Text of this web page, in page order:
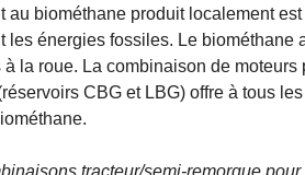
au biométhane produit localement
les énergies fossiles. Le
la roue. La combinaison de
CBG et LBG) offre à tous
tracteur/semi-remorque